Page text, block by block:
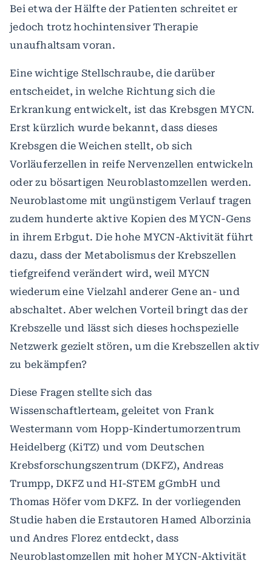
Bei etwa der Hälfte der Patienten schreitet er
jedoch trotz hochintensiver Therapie
unaufhaltsam voran.
Eine wichtige Stellschraube, die darüber
entscheidet, in welche Richtung sich die
Erkrankung entwickelt, ist das Krebsgen MYCN.
Erst kürzlich wurde bekannt, dass dieses
Krebsgen die Weichen stellt, ob sich
Vorläuferzellen in reife Nervenzellen entwickeln
oder zu bösartigen Neuroblastomzellen werden.
Neuroblastome mit ungünstigem Verlauf tragen
zudem hunderte aktive Kopien des MYCN-Gens
in ihrem Erbgut. Die hohe MYCN-Aktivität führt
dazu, dass der Metabolismus der Krebszellen
tiefgreifend verändert wird, weil MYCN
wiederum eine Vielzahl anderer Gene an- und
abschaltet. Aber welchen Vorteil bringt das der
Krebszelle und lässt sich dieses hochspezielle
Netzwerk gezielt stören, um die Krebszellen aktiv
zu bekämpfen?
Diese Fragen stellte sich das
Wissenschaftlerteam, geleitet von Frank
Westermann vom Hopp-Kindertumorzentrum
Heidelberg (KiTZ) und vom Deutschen
Krebsforschungszentrum (DKFZ), Andreas
Trumpp, DKFZ und HI-STEM gGmbH und
Thomas Höfer vom DKFZ. In der vorliegenden
Studie haben die Erstautoren Hamed Alborzinia
und Andres Florez entdeckt, dass
Neuroblastomzellen mit hoher MYCN-Aktivität